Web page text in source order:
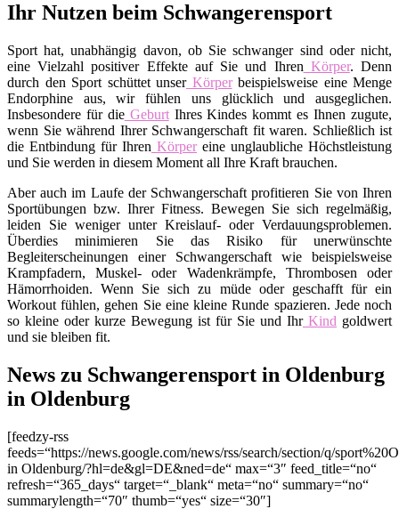
Ihr Nutzen beim Schwangerensport
Sport hat, unabhängig davon, ob Sie schwanger sind oder nicht,
eine Vielzahl positiver Effekte auf Sie und Ihren Körper. Denn
durch den Sport schüttet unserKörperbeispielsweise eine Menge
Endorphine aus, wir fühlen uns glücklich und ausgeglichen.
Insbesondere für dieGeburtIhres Kindes kommt es Ihnen zugute,
wenn Sie während Ihrer Schwangerschaft fit waren. Schließlich ist
die Entbindung für Ihren Körpereine unglaubliche Höchstleistung
und Sie werden in diesem Moment all Ihre Kraft brauchen.
Aber auch im Laufe der Schwangerschaft profitieren Sie von Ihren
Sportübungen bzw. Ihrer Fitness. Bewegen Sie sich regelmäßig,
leiden Sie weniger unter Kreislauf- oder Verdauungsproblemen.
Überdies minimieren Sie das Risiko für unerwünschte
Begleiterscheinungen einer Schwangerschaft wie beispielsweise
Krampfadern, Muskel- oder Wadenkrämpfe, Thrombosen oder
Hämorrhoiden. Wenn Sie sich zu müde oder geschafft für ein
Workout fühlen, gehen Sie eine kleine Runde spazieren. Jede noch
so kleine oder kurze Bewegung ist für Sie und IhrKind goldwert
und sie bleiben fit.
News zu Schwangerensport in Oldenburg
in Oldenburg
[feedzy-rss
feeds=“https://news.google.com/news/rss/search/section/q/
in Oldenburg/?hl=de&gl=DE&ned=de“ max=“3″ feed_title=“no“
refresh=“365_days“ target=“_blank“ meta=“no“ summary=“no“
summarylength=“70″ thumb=“yes“ size=“30″]